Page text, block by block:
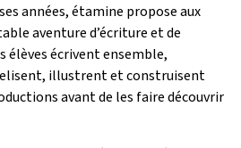
années, étamine propose aux
aventure d’écriture et de
élèves écrivent ensemble,
illustrent et construisent
avant de les faire découvrir